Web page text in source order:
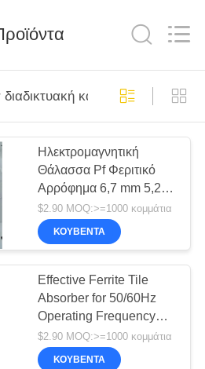
κατασκευή
Ηλεκτρομαγνητική
Θάλασσα Ρf Φεριτικό
Αρρόφημα 6,7 mm 5,2
mm Υψόμετρος EMC
ανευθυγραμμική
Θάλασσα Ρf Θάλασσα
$2.90 MOQ:>=1000 κομμάτια
ΚΟΥΒΈΝΤΑ
Effective Ferrite Tile
Absorber for 50/60Hz
Operating Frequency
and Standard Size
5.2mm 6.7mm
$2.90 MOQ:>=1000 κομμάτια
ΚΟΥΒΈΝΤΑ